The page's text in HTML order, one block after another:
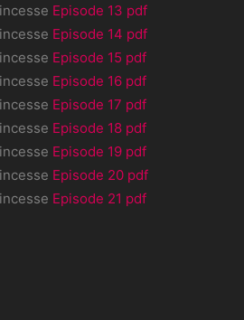
Episode 13 pdf
Episode 14 pdf
Episode 15 pdf
Episode 16 pdf
Episode 17 pdf
Episode 18 pdf
Episode 19 pdf
Episode 20 pdf
Episode 21 pdf